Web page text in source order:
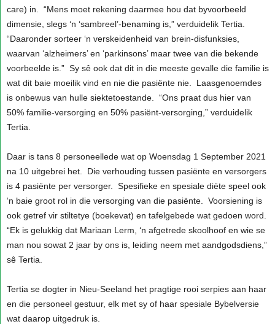
care) in. “Mens moet rekening daarmee hou dat byvoorbeeld
dimensie, slegs ‘n ‘sambreel’-benaming is,” verduidelik Tertia.
“Daaronder sorteer ‘n verskeidenheid van brein-disfunksies,
waarvan ‘alzheimers’ en ‘parkinsons’ maar twee van die bekende
voorbeelde is.” Sy sê ook dat dit in die meeste gevalle die familie is
wat dit baie moeilik vind en nie die pasiënte nie. Laasgenoemdes
is onbewus van hulle siektetoestande. “Ons praat dus hier van
50% familie-versorging en 50% pasiënt-versorging,” verduidelik
Tertia.
Daar is tans 8 personeellede wat op Woensdag 1 September 2021
na 10 uitgebrei het. Die verhouding tussen pasiënte en versorgers
is 4 pasiënte per versorger. Spesifieke en spesiale diëte speel ook
‘n baie groot rol in die versorging van die pasiënte. Voorsiening is
ook getref vir stiltetye (boekevat) en tafelgebede wat gedoen word.
“Ek is gelukkig dat Mariaan Lerm, ‘n afgetrede skoolhoof en wie se
man nou sowat 2 jaar by ons is, leiding neem met aandgodsdiens,”
sê Tertia.
Tertia se dogter in Nieu-Seeland het pragtige rooi serpies aan haar
en die personeel gestuur, elk met sy of haar spesiale Bybelversie
wat daarop uitgedruk is.